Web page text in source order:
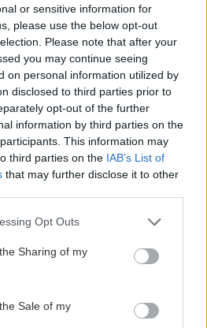
or sensitive information for
please use the below opt-out
Please note that after your
you may continue seeing
on personal information utilized by
disclosed to third parties prior to
opt-out of the further
information by third parties on the
This information may
third parties on the IAB’s List of
that may further disclose it to other
app uses one or more Google
usage behaviour. You may click to
and its third-party tags to
purposes in below Google
Opt Outs
Sharing of my
Sale of my
και είσαι μέσα)
Postmodern
της δεκαετίας του 2000
πρότυπα ομορφιάς να
περιγράφουμε, πώς το